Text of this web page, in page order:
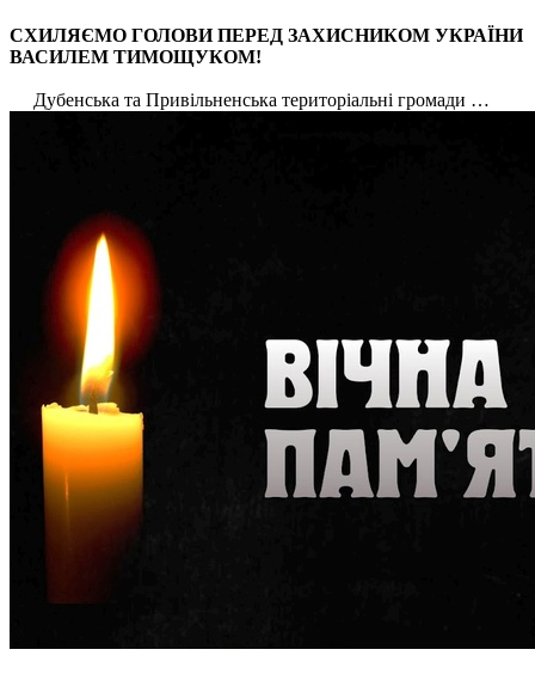
СХИЛЯЄМО ГОЛОВИ ПЕРЕД ЗАХИСНИКОМ УКРАЇНИ
ВАСИЛЕМ ТИМОЩУКОМ!
Дубенська та Привільненська територіальні громади …